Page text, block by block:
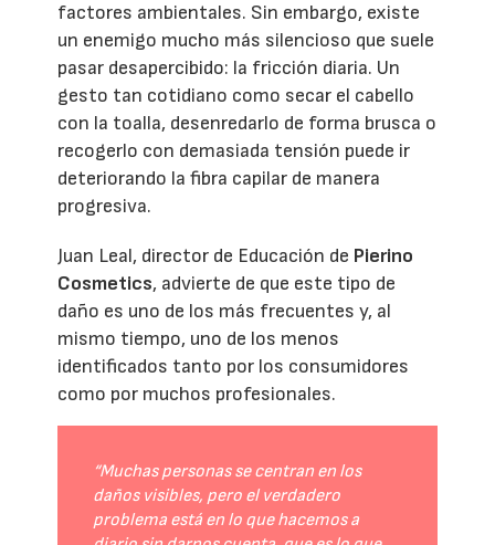
factores ambientales. Sin embargo, existe
un enemigo mucho más silencioso que suele
pasar desapercibido: la fricción diaria. Un
gesto tan cotidiano como secar el cabello
con la toalla, desenredarlo de forma brusca o
recogerlo con demasiada tensión puede ir
deteriorando la fibra capilar de manera
progresiva.
Juan Leal, director de Educación de Pierino
Cosmetics, advierte de que este tipo de
daño es uno de los más frecuentes y, al
mismo tiempo, uno de los menos
identificados tanto por los consumidores
como por muchos profesionales.
“Muchas personas se centran en los
daños visibles, pero el verdadero
problema está en lo que hacemos a